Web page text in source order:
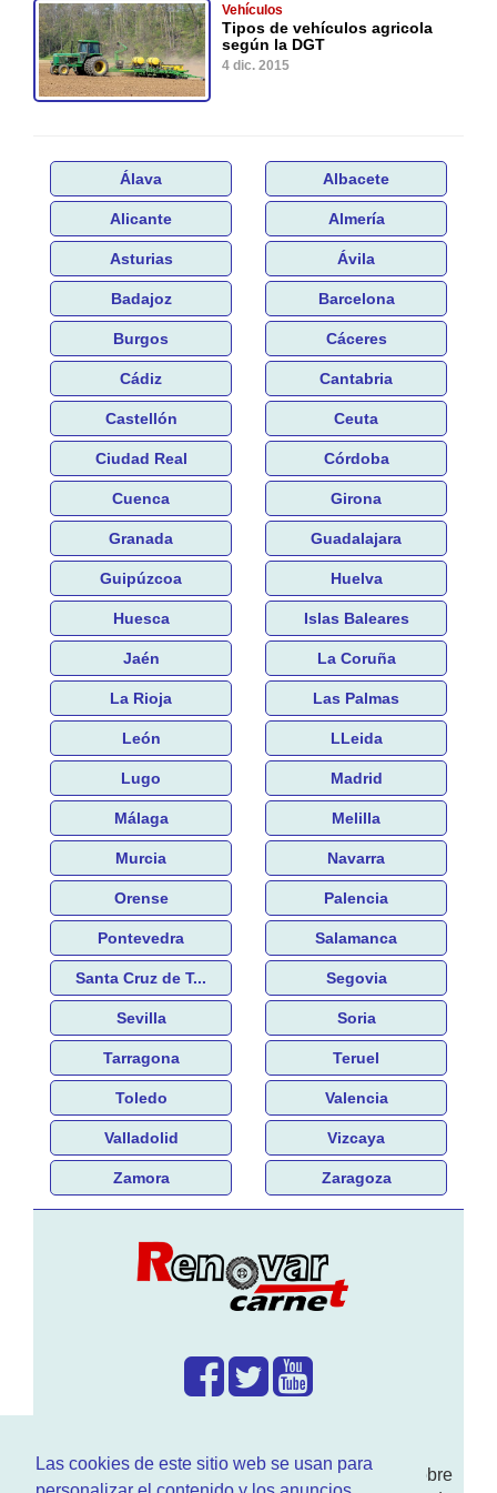
Las cookies de este sitio web se usan para
Vehículos
Tipos de vehículos agricola
según la DGT
4 dic. 2015
Álava Albacete
Alicante Almería
Asturias Ávila
Badajoz Barcelona
Burgos Cáceres
Cádiz Cantabria
Castellón Ceuta
Ciudad Real Córdoba
Cuenca Girona
Granada Guadalajara
Guipúzcoa Huelva
Huesca Islas Baleares
Jaén La Coruña
La Rioja Las Palmas
León LLeida
Lugo Madrid
Málaga Melilla
Murcia Navarra
Orense Palencia
Pontevedra Salamanca
Santa Cruz de T... Segovia
Sevilla Soria
Tarragona Teruel
Toledo Valencia
Valladolid Vizcaya
Zamora Zaragoza
Enwww.RenovarCarnet.comTe contamos sobre